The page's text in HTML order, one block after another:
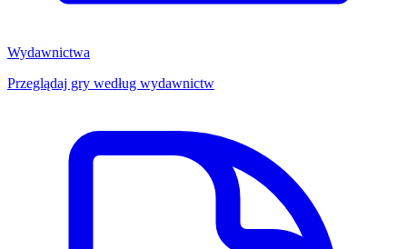
Wydawnictwa
Przeglądaj gry według wydawnictw